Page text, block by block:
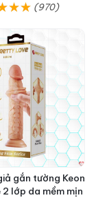
(970)
gắn tường Keon
lớp da mềm mịn